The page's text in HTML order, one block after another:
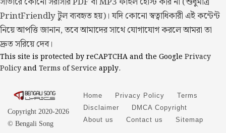
PrintFriendly টুল ব্যবহৃত হয়)। যদি কোনো স্বত্বাধিকারী এই কন্টেন্ট
নিয়ে আপত্তি জানান, তবে আমাদের সাথে যোগাযোগ করলে আমরা তা
দ্রুত সরিয়ে দেব।
This site is protected by reCAPTCHA and the Google Privacy
PolicyandTerms of Service apply.
Copyright 2020-2026
© Bengali Song
Home Privacy Policy
Terms
Disclaimer
DMCA Copyright
About us
Contact us Sitemap